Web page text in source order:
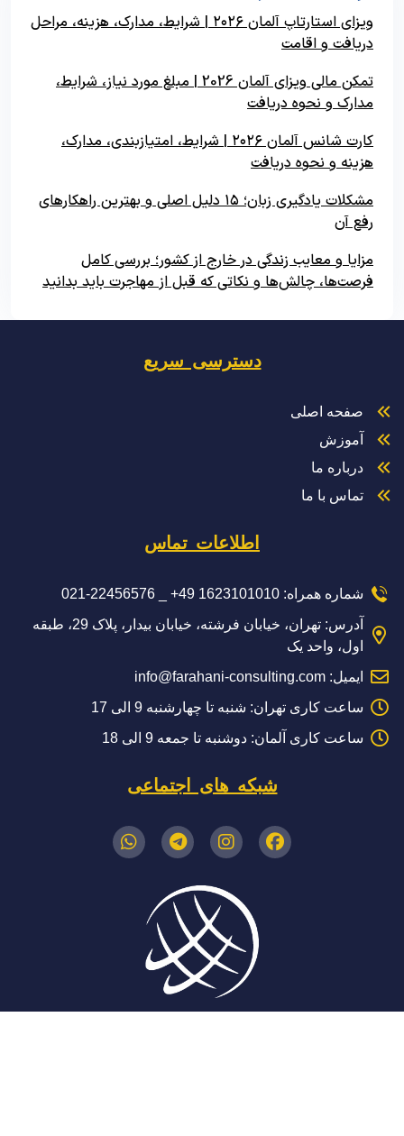
ویزای استارتاپ آلمان ۲۰۲۶ | شرایط، مدارک، هزینه، مراحل
دریافت و اقامت
تمکن مالی ویزای آلمان 2026 | مبلغ مورد نیاز، شرایط،
مدارک و نحوه دریافت
کارت شانس آلمان ۲۰۲۶ | شرایط، امتیازبندی، مدارک،
هزینه و نحوه دریافت
مشکلات یادگیری زبان؛ ۱۵ دلیل اصلی و بهترین راهکارهای
رفع آن
مزایا و معایب زندگی در خارج از کشور؛ بررسی کامل
فرصت‌ها، چالش‌ها و نکاتی که قبل از مهاجرت باید بدانید
دسترسی سریع
صفحه اصلی
آموزش
درباره ما
تماس با ما
اطلاعات تماس
شماره همراه: 1623101010 49+ _ 22456576-021
آدرس: تهران، خیابان فرشته، خیابان بیدار، پلاک 29، طبقه
اول، واحد یک
ایمیل: info@farahani-consulting.com
ساعت کاری تهران: شنبه تا چهارشنبه 9 الی 17
ساعت کاری آلمان: دوشنبه تا جمعه 9 الی 18
شبکه های اجتماعی